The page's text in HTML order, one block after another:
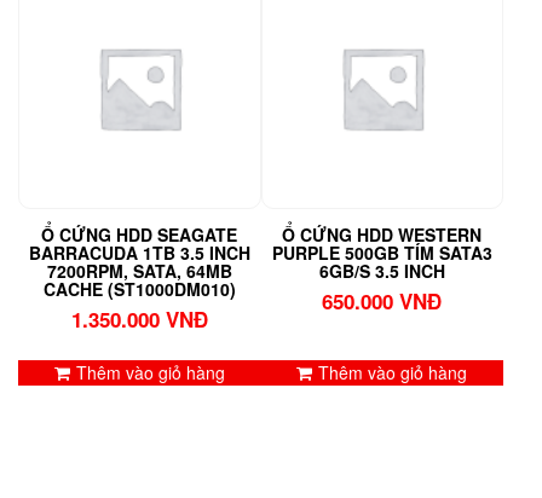
Ổ CỨNG HDD SEAGATE
BARRACUDA 1TB 3.5 INCH
7200RPM, SATA, 64MB
CACHE (ST1000DM010)
1.350.000 VNĐ
Thêm vào giỏ hàng
Ổ CỨNG HDD WESTERN
PURPLE 500GB TÍM SATA3
6GB/S 3.5 INCH
650.000VNĐ
Thêm vào giỏ hàng